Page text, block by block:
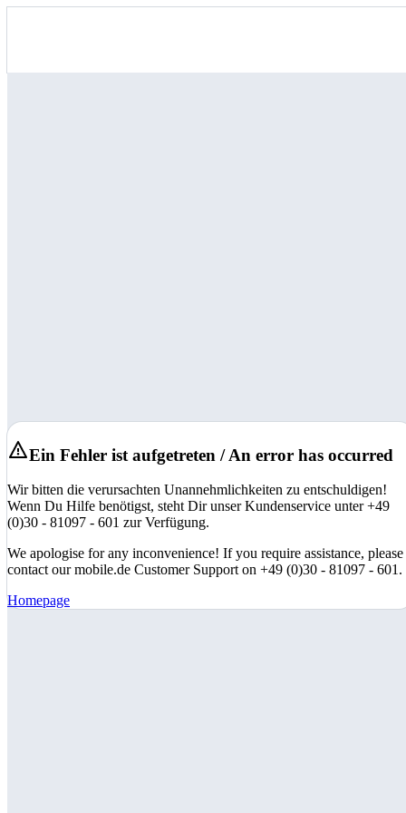
Ein Fehler ist aufgetreten / An error has occurred
Wir bitten die verursachten Unannehmlichkeiten zu entschuldigen!
Wenn Du Hilfe benötigst, steht Dir unser Kundenservice unter +49
(0)30 - 81097 - 601 zur Verfügung.
We apologise for any inconvenience! If you require assistance, please
contact our mobile.de Customer Support on +49 (0)30 - 81097 - 601.
Homepage